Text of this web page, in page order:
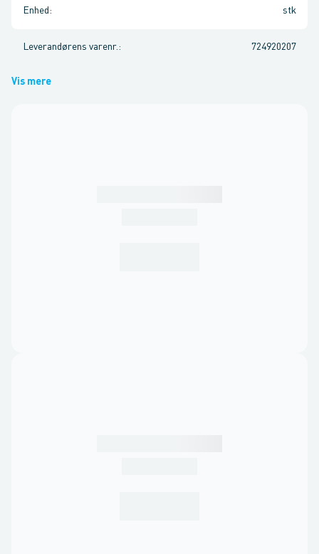
Enhed : stk
Leverandørens varenr. : 724920207
Vis mere